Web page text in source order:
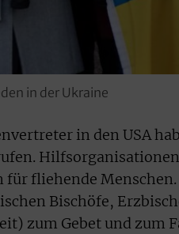
in der Ukraine
in den USA
für fliehende
Bischöfe,
zum Gebet und zum